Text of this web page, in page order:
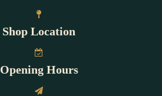
Shop Location
Opening Hours